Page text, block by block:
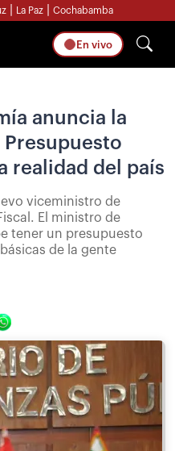
La Paz Cochabamba
En vivo
anuncia la
realidad del país
viceministro de
El ministro de
tener un presupuesto
de la gente